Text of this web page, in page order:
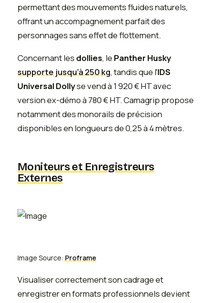
permettant des mouvements fluides naturels,
offrant un accompagnement parfait des
personnages sans effet de flottement.
Concernant les dollies, le Panther Husky
supporte jusqu'à 250 kg, tandis que l'IDS
Universal Dollyse vend à 1 920 € HT avec
version ex-démo à 780 € HT. Camagrip propose
notamment des monorails de précision
disponibles en longueurs de 0,25 à 4 mètres.
Moniteurs et Enregistreurs
Externes
Image Source: Proframe
Visualiser correctement son cadrage et
enregistrer en formats professionnels devient